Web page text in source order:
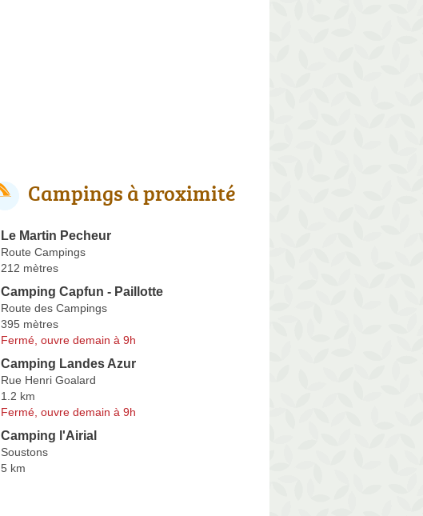
Campings à proximité
Le Martin Pecheur
Route Campings
212 mètres
Camping Capfun - Paillotte
Route des Campings
395 mètres
Fermé, ouvre demain à 9h
Camping Landes Azur
Rue Henri Goalard
1.2 km
Fermé, ouvre demain à 9h
Camping l'Airial
Soustons
5 km